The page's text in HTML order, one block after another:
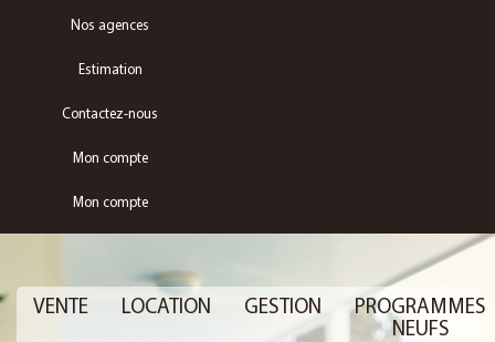
Nos agences
Estimation
Contactez-nous
Mon compte
Mon compte
VENTE LOCATION GESTION
PROGRAMMES
NEUFS